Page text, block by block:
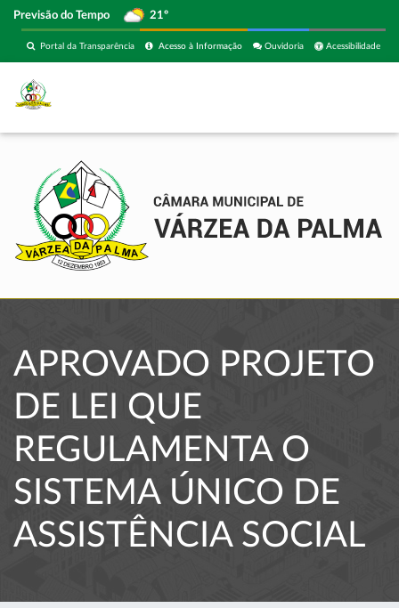
Previsão do Tempo 21º
Acessibilidade
Ouvidoria
Acesso à Informação
Portal da Transparência
APROVADO PROJETO
DE LEI QUE
REGULAMENTA O
SISTEMA ÚNICO DE
ASSISTÊNCIA SOCIAL